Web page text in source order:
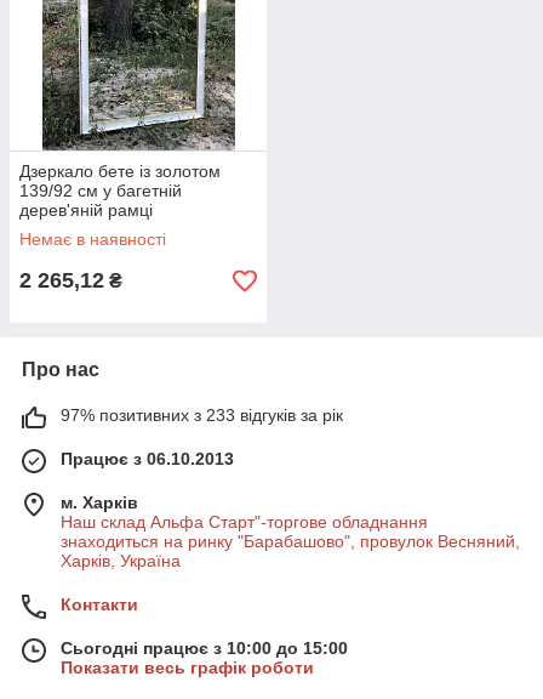
Дзеркало бете із золотом
139/92 см у багетній
дерев'яній рамці
Немає в наявності
2 265,12 ₴
Про нас
97% позитивних з 233 відгуків за рік
Працює з 06.10.2013
м. Харків
Наш склад Альфа Старт"-торгове обладнання
знаходиться на ринку "Барабашово", провулок Весняний,
Харків, Україна
Контакти
Сьогодні працює з 10:00 до 15:00
Показати весь графік роботи